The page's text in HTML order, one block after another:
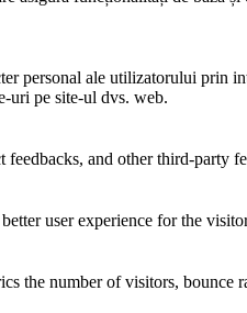
personal ale utilizatorului prin
uri pe site-ul dvs. web.
and other third-party
user experience for the
the number of visitors, bounce